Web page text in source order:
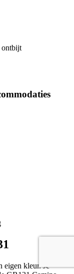
ontbijt
eigen kleur. Je